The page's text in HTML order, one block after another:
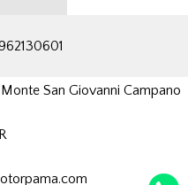
San Giovanni Campano